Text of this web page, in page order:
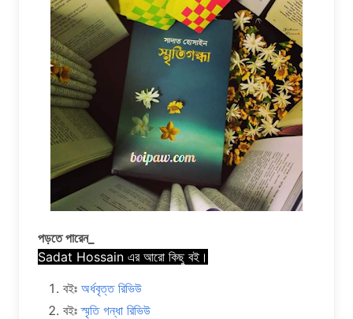
পড়তে পারেন_
Sadat Hossain এর আরো কিছু বই।
বইঃ অর্ধবৃত্ত রিভিউ
বইঃস্মৃতি গন্ধা রিভিউ